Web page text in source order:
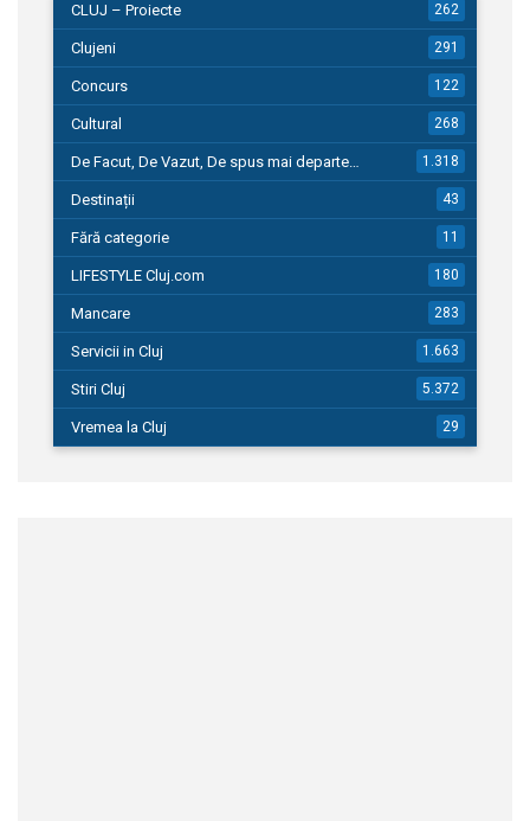
CLUJ – Proiecte 262
Clujeni 291
Concurs 122
Cultural 268
De Facut, De Vazut, De spus mai departe… 1.318
Destinații 43
Fără categorie 11
LIFESTYLE Cluj.com 180
Mancare 283
Servicii in Cluj 1.663
Stiri Cluj 5.372
Vremea la Cluj 29